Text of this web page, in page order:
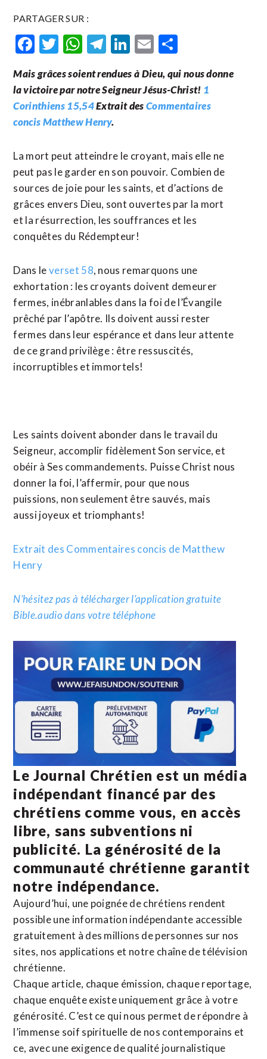
PARTAGER SUR :
Facebook
Twitter
WhatsApp
Telegram
LinkedIn
Email
Mais grâces soient rendues à Dieu, qui nous donne
la victoire par notre Seigneur Jésus-Christ! 1
Corinthiens 15,54Extrait desCommentaires
concis Matthew Henry.
La mort peut atteindre le croyant, mais elle ne
peut pas le garder en son pouvoir. Combien de
sources de joie pour les saints, et d’actions de
grâces envers Dieu, sont ouvertes par la mort
et la résurrection, les souffrances et les
conquêtes du Rédempteur!
Dans leverset 58, nous remarquons une
exhortation : les croyants doivent demeurer
fermes, inébranlables dans la foi de l’Évangile
prêché par l’apôtre. Ils doivent aussi rester
fermes dans leur espérance et dans leur attente
de ce grand privilège : être ressuscités,
incorruptibles et immortels!
Les saints doivent abonder dans le travail du
Seigneur, accomplir fidèlement Son service, et
obéir à Ses commandements. Puisse Christ nous
donner la foi, l’affermir, pour que nous
puissions, non seulement être sauvés, mais
aussi joyeux et triomphants!
Extrait des Commentaires concis de Matthew
Henry
N’hésitez pas à télécharger l’application gratuite
Bible.audio dans votre téléphone
Le Journal Chrétien est un média
indépendant financé par des
chrétiens comme vous, en accès
libre, sans subventions ni
publicité. La générosité de la
communauté chrétienne garantit
notre indépendance.
Aujourd’hui, une poignée de chrétiens rendent
possible une information indépendante accessible
gratuitement à des millions de personnes sur nos
sites, nos applications et notre chaîne de télévision
chrétienne.
Chaque article, chaque émission, chaque reportage,
chaque enquête existe uniquement grâce à votre
générosité. C’est ce qui nous permet de répondre à
l’immense soif spirituelle de nos contemporains et
ce, avec une exigence de qualité journalistique